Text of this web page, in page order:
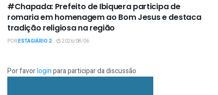
#Chapada: Prefeito de Ibiquera participa de
romaria em homenagem ao Bom Jesus e destaca
tradição religiosa na região
PORESTAGIÁRIO 2 2026/08/06
Por favorloginpara participar da discussão